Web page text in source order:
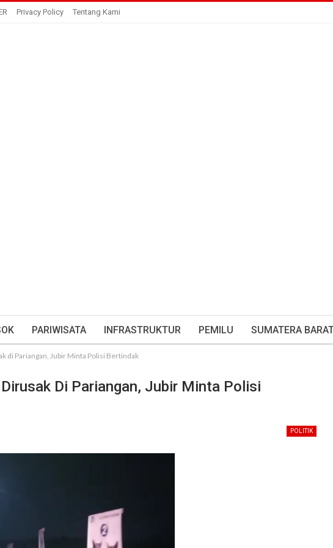
Privacy Policy Tentang Kami
PARIWISATA INFRASTRUKTUR PEMILU SUMATERA
di Pariangan, Jubir Minta Polisi Bertindak
Di Pariangan, Jubir Minta Polisi
POLITIK